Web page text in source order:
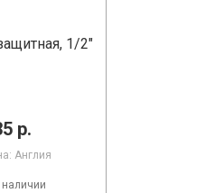
1/2"
р.
Англия
наличии